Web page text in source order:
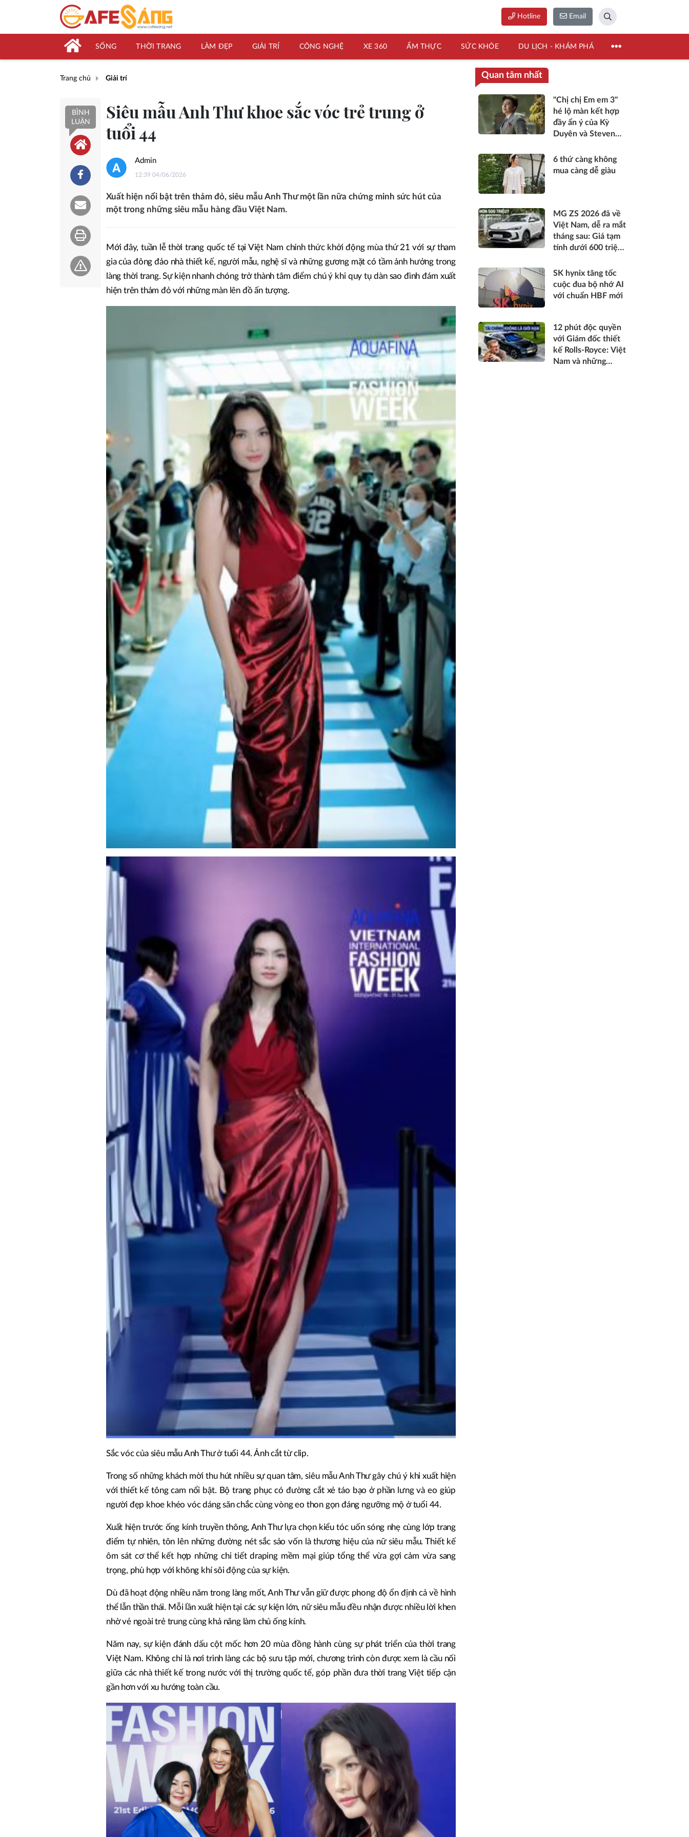
Hotline Email
SỐNG THỜI TRANG LÀM ĐẸP GIẢI TRÍ CÔNG NGHỆ XE 360 ẨM THỰC SỨC KHỎE DU LỊCH - KHÁM PHÁ
Trang chủ Giải trí
BÌNH
LUẬN
Siêu mẫu Anh Thư khoe sắc vóc trẻ trung ở
tuổi 44
Admin
12:39 04/06/2026
Xuất hiện nổi bật trên thảm đỏ, siêu mẫu Anh Thư một lần nữa chứng minh sức hút của
một trong những siêu mẫu hàng đầu Việt Nam.
Mới đây, tuần lễ thời trang quốc tế tại Việt Nam chính thức khởi động mùa thứ 21 với sự tham
gia của đông đảo nhà thiết kế, người mẫu, nghệ sĩ và những gương mặt có tầm ảnh hưởng trong
làng thời trang. Sự kiện nhanh chóng trở thành tâm điểm chú ý khi quy tụ dàn sao đình đám xuất
hiện trên thảm đỏ với những màn lên đồ ấn tượng.
Sắc vóc của siêu mẫu Anh Thư ở tuổi 44. Ảnh cắt từ clip.
Trong số những khách mời thu hút nhiều sự quan tâm, siêu mẫu Anh Thư gây chú ý khi xuất hiện
với thiết kế tông cam nổi bật. Bộ trang phục có đường cắt xẻ táo bạo ở phần lưng và eo giúp
người đẹp khoe khéo vóc dáng săn chắc cùng vòng eo thon gọn đáng ngưỡng mộ ở tuổi 44.
Xuất hiện trước ống kính truyền thông, Anh Thư lựa chọn kiểu tóc uốn sóng nhẹ cùng lớp trang
điểm tự nhiên, tôn lên những đường nét sắc sảo vốn là thương hiệu của nữ siêu mẫu. Thiết kế
ôm sát cơ thể kết hợp những chi tiết draping mềm mại giúp tổng thể vừa gợi cảm vừa sang
trọng, phù hợp với không khí sôi động của sự kiện.
Dù đã hoạt động nhiều năm trong làng mốt, Anh Thư vẫn giữ được phong độ ổn định cả về hình
thể lẫn thần thái. Mỗi lần xuất hiện tại các sự kiện lớn, nữ siêu mẫu đều nhận được nhiều lời khen
nhờ vẻ ngoài trẻ trung cùng khả năng làm chủ ống kính.
Năm nay, sự kiện đánh dấu cột mốc hơn 20 mùa đồng hành cùng sự phát triển của thời trang
Việt Nam. Không chỉ là nơi trình làng các bộ sưu tập mới, chương trình còn được xem là cầu nối
giữa các nhà thiết kế trong nước với thị trường quốc tế, góp phần đưa thời trang Việt tiếp cận
gần hơn với xu hướng toàn cầu.
Quan tâm nhất
"Chị chị Em em 3"
hé lộ màn kết hợp
đầy ẩn ý của Kỳ
Duyên và Steven
6 thứ càng không
mua càng dễ giàu
MG ZS 2026 đã về
Việt Nam, dễ ra mắt
tháng sau: Giá tạm
tính dưới 600 triệu
long lanh hơn, có
hybrid, ADAS cạnh
tranh Xforce, Seltos
SK hynix tăng tốc
cuộc đua bộ nhớ AI
với chuẩn HBF mới
12 phút độc quyền
với Giám đốc thiết
kế Rolls-Royce: Việt
Nam và những